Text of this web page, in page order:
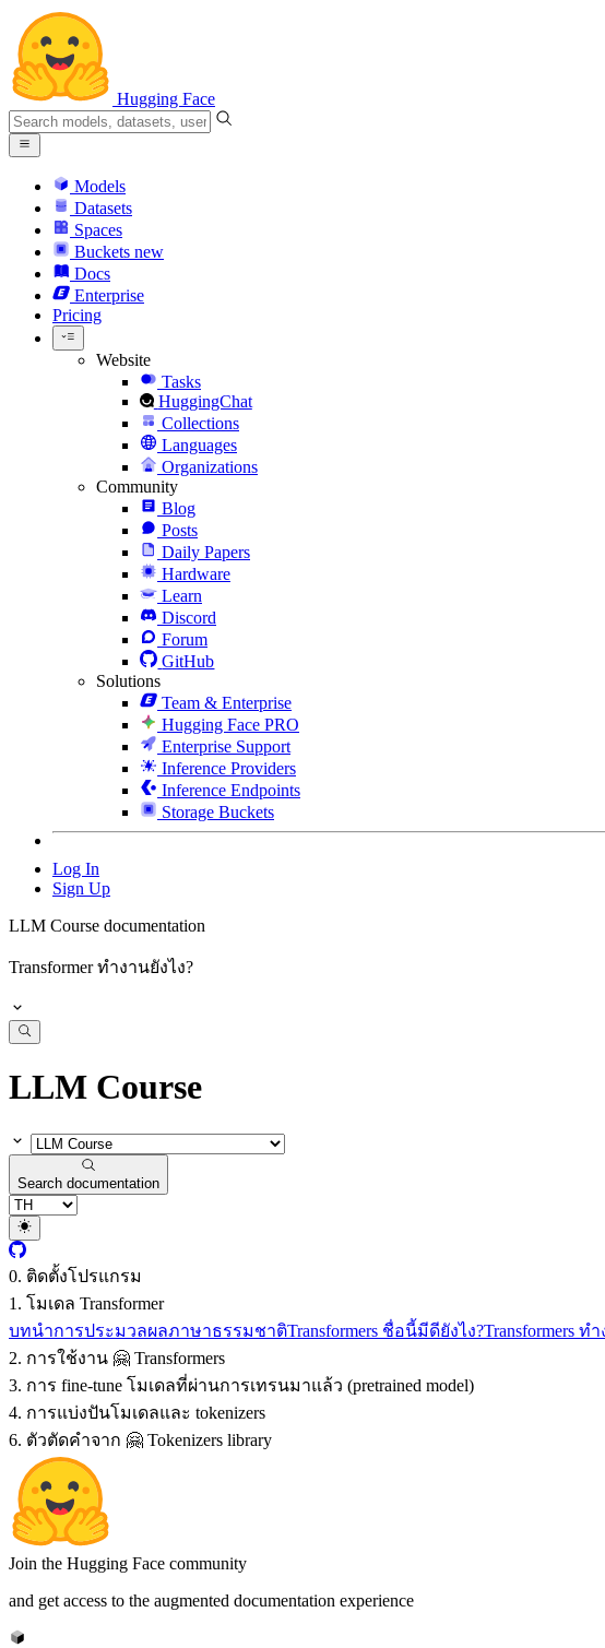
Hugging Face
Models
Datasets
Spaces
Buckets new
Docs
Enterprise
Pricing
Website
Tasks
HuggingChat
Collections
Languages
Organizations
Community
Blog
Posts
Daily Papers
Hardware
Learn
Discord
Forum
GitHub
Solutions
Team & Enterprise
Hugging Face PRO
Enterprise Support
Inference Providers
Inference Endpoints
Storage Buckets
Log In
Sign Up
LLM Course documentation
Transformer ทำงานยังไง?
LLM Course
Search documentation
0. ติดตั้งโปรแกรม
1. โมเดล Transformer
บทนำการประมวลผลภาษาธรรมชาติTransformers ชื่อนี้มีดียังไง?Transformers ท
2. การใช้งาน 🤗 Transformers
3. การ fine-tune โมเดลที่ผ่านการเทรนมาแล้ว (pretrained model)
4. การแบ่งปันโมเดลและ tokenizers
6. ตัวตัดคำจาก 🤗 Tokenizers library
Join the Hugging Face community
and get access to the augmented documentation experience